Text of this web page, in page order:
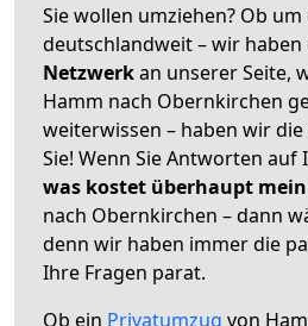
Sie wollen umziehen? Ob
deutschlandweit – wir haben
Netzwerkan unserer Seite,
Hamm nach Obernkirchen
weiterwissen – haben wir
Sie! Wenn Sie Antworten auf
was kostet überhaupt
nach Obernkirchen – dann
denn wir haben immer die
Ihre Fragen parat.
Ob ein Privatumzug von